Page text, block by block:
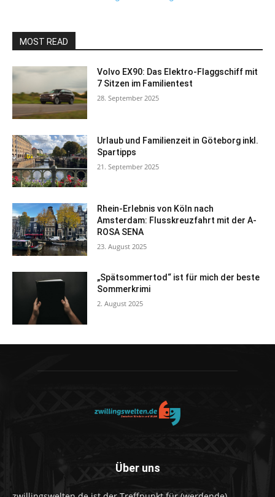
MOST READ
Volvo EX90: Das Elektro-Flaggschiff mit
7 Sitzen im Familientest
28. September 2025
Urlaub und Familienzeit in Göteborg inkl.
Spartipps
21. September 2025
Rhein-Erlebnis von Köln nach
Amsterdam: Flusskreuzfahrt mit der A-
ROSA SENA
23. August 2025
„Spätsommertod“ ist für mich der beste
Sommerkrimi
2. August 2025
Über uns